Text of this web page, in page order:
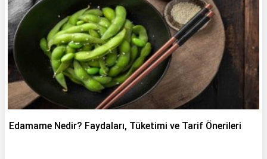
Edamame Nedir? Faydaları, Tüketimi ve Tarif Önerileri